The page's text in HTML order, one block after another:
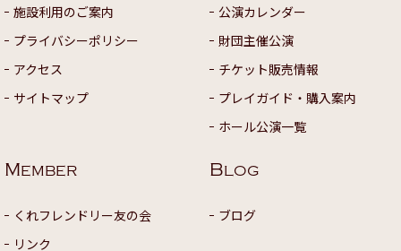
施設利用のご案内
プライバシーポリシー
アクセス
サイトマップ
公演カレンダー
財団主催公演
チケット販売情報
プレイガイド・購入案内
ホール公演一覧
MEMBER
くれフレンドリー友の会
リンク
BLOG
ブログ